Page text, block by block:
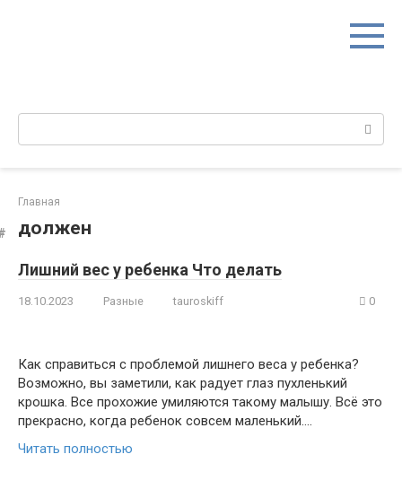
Поиск:
Главная
должен
Лишний вес у ребенка Что делать
18.10.2023 Разные tauroskiff 0
Как справиться с проблемой лишнего веса у ребенка?
Возможно, вы заметили, как радует глаз пухленький
крошка. Все прохожие умиляются такому малышу. Всё это
прекрасно, когда ребенок совсем маленький….
Читать полностью